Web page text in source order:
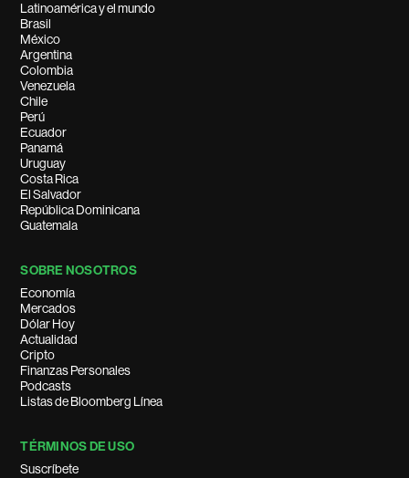
Latinoamérica y el mundo
Brasil
México
Argentina
Colombia
Venezuela
Chile
Perú
Ecuador
Panamá
Uruguay
Costa Rica
El Salvador
República Dominicana
Guatemala
SOBRE NOSOTROS
Economía
Mercados
Dólar Hoy
Actualidad
Cripto
Finanzas Personales
Podcasts
Listas de Bloomberg Línea
TÉRMINOS DE USO
Suscríbete